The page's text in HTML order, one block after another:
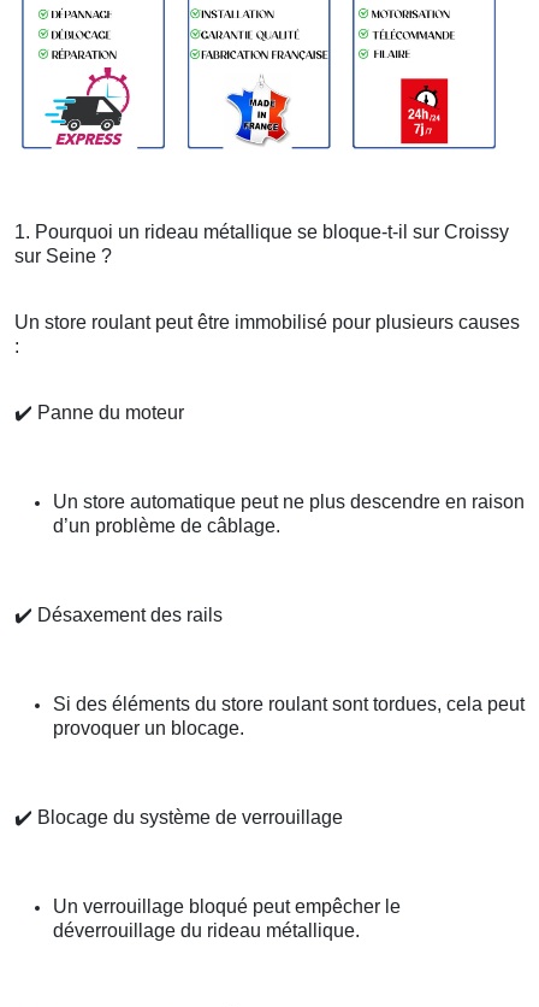
1. Pourquoi un rideau métallique se bloque-t-il sur Croissy
sur Seine ?
Un store roulant peut être immobilisé pour plusieurs causes
:
✔️ Panne du moteur
Un store automatique peut ne plus descendre en raison
d’un problème de câblage.
✔️ Désaxement des rails
Si des éléments du store roulant sont tordues, cela peut
provoquer un blocage.
✔️ Blocage du système de verrouillage
Un verrouillage bloqué peut empêcher le
déverrouillage du rideau métallique.